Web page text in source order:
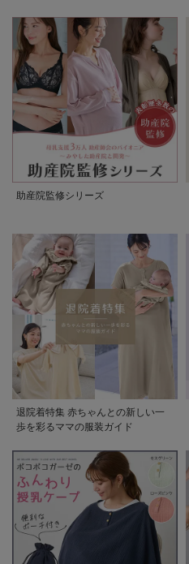
助産院監修シリーズ
退院着特集 赤ちゃんとの新しい一
歩を彩るママの服装ガイド